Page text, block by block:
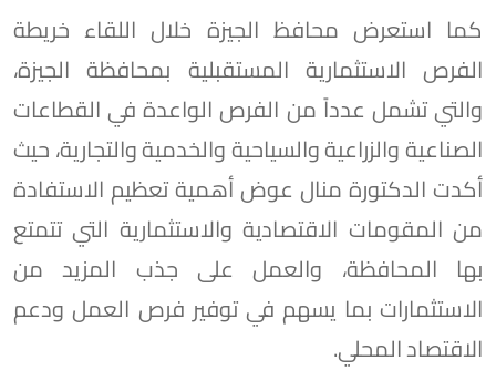
كما استعرض محافظ الجيزة خلال اللقاء خريطة
الفرص الاستثمارية المستقبلية بمحافظة الجيزة،
والتي تشمل عدداً من الفرص الواعدة في القطاعات
الصناعية والزراعية والسياحية والخدمية والتجارية، حيث
أكدت الدكتورة منال عوض أهمية تعظيم الاستفادة
من المقومات الاقتصادية والاستثمارية التي تتمتع
بها المحافظة، والعمل على جذب المزيد من
الاستثمارات بما يسهم في توفير فرص العمل ودعم
الاقتصاد المحلي.